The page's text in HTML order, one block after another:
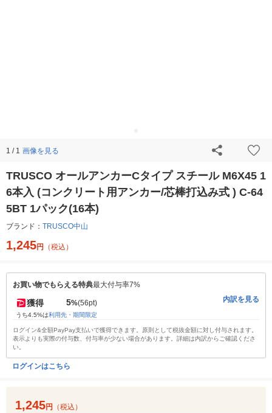
1 / 1 画像を見る
TRUSCO オールアンカーCタイプ スチール M6X45 1
6本入 (コンクリート用アンカー/芯棒打込み式 ) C-64
5BT 1パック(16本)
ブランド： TRUSCO中山
1,245円 （税込）
お買い物でもらえる特典最大付与率7%
獲得 5%(56pt)
うち4.5%は利用先・期間限定
内訳を見る
ログイン&全額PayPay支払いで獲得できます。原則として税抜金額に対し付与されます。
表示よりも実際の付与数、付与率が少ない場合があります。詳細は内訳からご確認くださ
い。
ログインはこちら
1,245円 （税込）